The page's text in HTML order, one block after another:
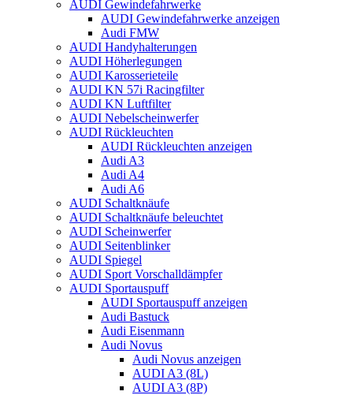
AUDI Gewindefahrwerke
AUDI Gewindefahrwerke anzeigen
Audi FMW
AUDI Handyhalterungen
AUDI Höherlegungen
AUDI Karosserieteile
AUDI KN 57i Racingfilter
AUDI KN Luftfilter
AUDI Nebelscheinwerfer
AUDI Rückleuchten
AUDI Rückleuchten anzeigen
Audi A3
Audi A4
Audi A6
AUDI Schaltknäufe
AUDI Schaltknäufe beleuchtet
AUDI Scheinwerfer
AUDI Seitenblinker
AUDI Spiegel
AUDI Sport Vorschalldämpfer
AUDI Sportauspuff
AUDI Sportauspuff anzeigen
Audi Bastuck
Audi Eisenmann
Audi Novus
Audi Novus anzeigen
AUDI A3 (8L)
AUDI A3 (8P)